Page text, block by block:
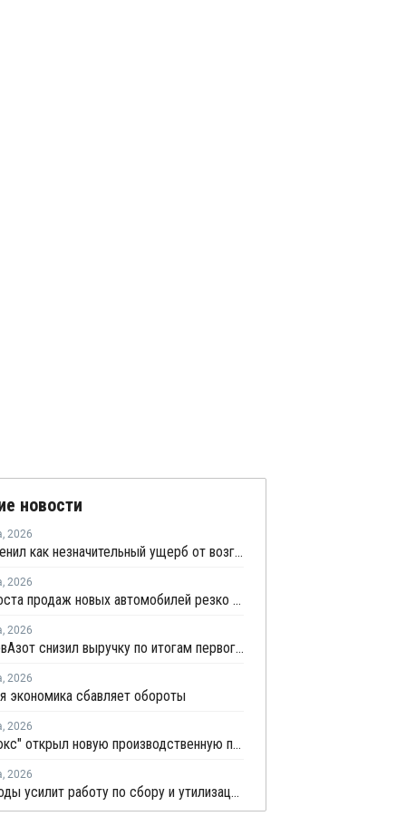
новости
, 2026
НКНХ оценил как незначительный ущерб от возгорания на линии полистирола
, 2026
Темпы роста продаж новых автомобилей резко замедлились
, 2026
КуйбышевАзот снизил выручку по итогам первого полугодия 2026 года
, 2026
экономика сбавляет обороты
, 2026
"Теплолюкс" открыл новую производственную площадку по выпуску инженерных систем
, 2026
Минприроды усилит работу по сбору и утилизации отработанных шин